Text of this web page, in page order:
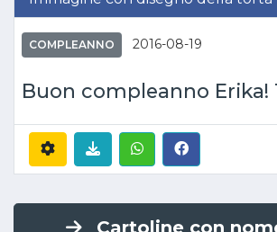
COMPLEANNO 2016-08-19
Buon compleanno Erika!
Cartoline con